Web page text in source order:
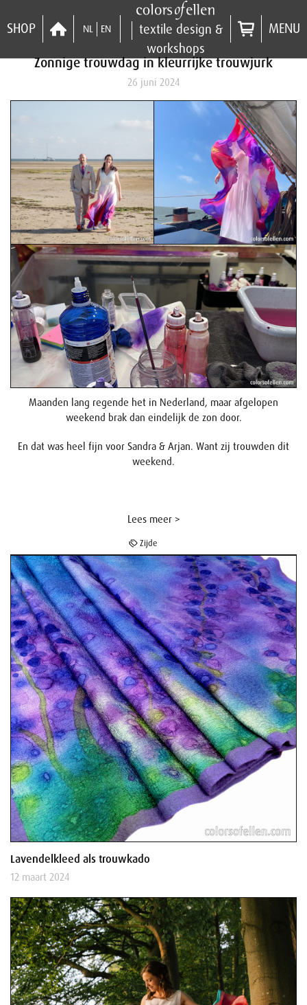
SHOP NL EN
textile design &
workshops
MENU
Zonnige trouwdag in kleurrijke trouwjurk
26 juni 2024
Maanden lang regende het in Nederland, maar afgelopen
weekend brak dan eindelijk de zon door.
En dat was heel fijn voor Sandra & Arjan. Want zij trouwden dit
weekend.
Lees meer >
Zijde
Lavendelkleed als trouwkado
12 maart 2024